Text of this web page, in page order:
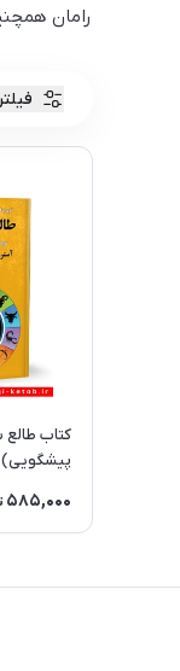
رامان
کتاب طالع
پیشگویی)
585,000